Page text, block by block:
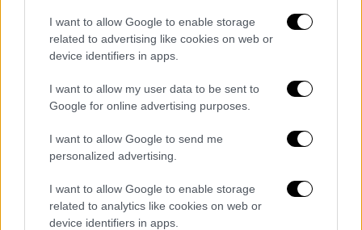
I want to allow Google to enable storage
related to advertising like cookies on web or
device identifiers in apps.
I want to allow my user data to be sent to
Google for online advertising purposes.
I want to allow Google to send me
personalized advertising.
I want to allow Google to enable storage
related to analytics like cookies on web or
device identifiers in apps.
Ελλάδα|03.01.2019 23:50
Καιρός: «Άδοξο τέλος» για τις διακοπές
τριμελούς οικογένειας στην Παύλιανη
Η οικογένεια βρισκόταν σε ξενοδοχείο της
περιοχής και επειδή φοβήθηκε τον χιονιά
ζήτησε τη συνδρομή της Πυροσβεστικής για
να διανυκτερεύσει σε ξενοδοχείο της